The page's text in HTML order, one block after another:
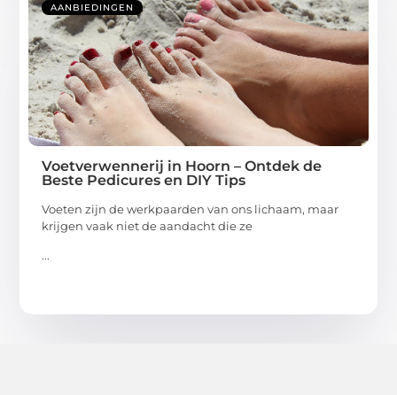
AANBIEDINGEN
Voetverwennerij in Hoorn – Ontdek de
Beste Pedicures en DIY Tips
Voeten zijn de werkpaarden van ons lichaam, maar
krijgen vaak niet de aandacht die ze
...